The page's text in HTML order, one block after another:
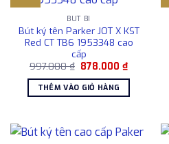
BÚT BI
Bút ký tên Parker JOT X KST
Red CT TB6 1953348 cao
cấp
997.000₫ Giá
là:
997.000 ₫.
878.000₫Giá
hiện
tại
878.000 ₫.
THÊM VÀO GIỎ HÀNG